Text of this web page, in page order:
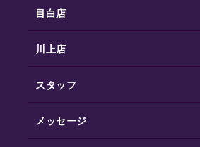
目白店
川上店
スタッフ
メッセージ